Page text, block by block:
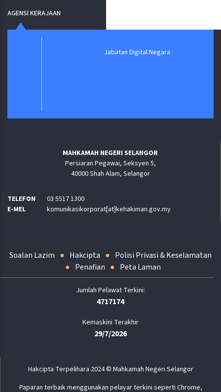
AGENSI KERAJAAN
Jabatan Digital Negara
MAHKAMAH NEGERI SELANGOR
Persiaran Pegawai, Seksyen 5,
40000 Shah Alam, Selangor
TELEFON
03 5517 1300
E-MEL
komunikasikorporat[at]kehakiman.gov.my
Soalan Lazim Hakcipta
Polisi Privasi & Keselamatan
Penafian
Peta Laman
4717174
Kemaskini Terakhir
29/7/2026
Hakcipta Terpelihara 2024 © Mahkamah Negeri Selangor
Paparan terbaik menggunakan pelayar terkini seperti Chrome,